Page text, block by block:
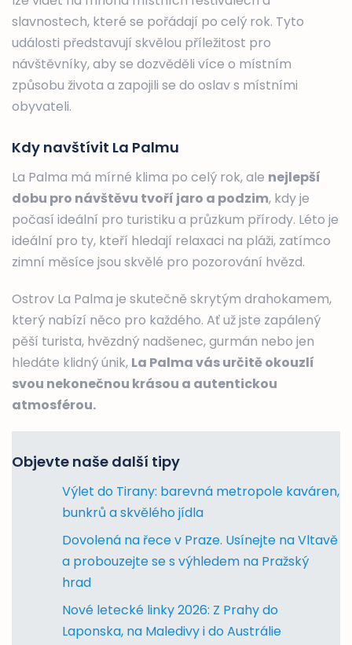
slavnostech, které se pořádají po celý rok. Tyto
události představují skvělou příležitost pro
návštěvníky, aby se dozvěděli více o místním
způsobu života a zapojili se do oslav s místními
obyvateli.
Kdy navštívit La Palmu
La Palma má mírné klima po celý rok, ale nejlepší
dobu pro návštěvu tvoří jaro a podzim, kdy je
počasí ideální pro turistiku a průzkum přírody. Léto je
ideální pro ty, kteří hledají relaxaci na pláži, zatímco
zimní měsíce jsou skvělé pro pozorování hvězd.
Ostrov La Palma je skutečně skrytým drahokamem,
který nabízí něco pro každého. Ať už jste zapálený
pěší turista, hvězdný nadšenec, gurmán nebo jen
hledáte klidný únik, La Palma vás určitě okouzlí
svou nekonečnou krásou a autentickou
atmosférou.
Objevte naše další tipy
Výlet do Tirany: barevná metropole kaváren,
bunkrů a skvělého jídla
Dovolená na řece v Praze. Usínejte na Vltavě
a probouzejte se s výhledem na Pražský
hrad
Nové letecké linky 2026: Z Prahy do
Laponska, na Maledivy i do Austrálie